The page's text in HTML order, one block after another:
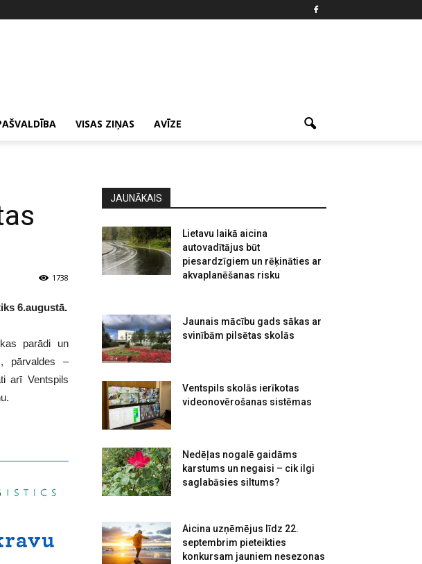
VISAS ZIŅAS AVĪZE
1738
6.augustā.
parādi un
pārvaldes –
arī Ventspils
JAUNĀKAIS
Lietavu laikā aicina
autovadītājus būt
piesardzīgiem un rēķināties ar
akvaplanēšanas risku
Jaunais mācību gads sākas ar
svinībām pilsētas skolās
Ventspils skolās ierīkotas
videonovērošanas sistēmas
Nedēļas nogalē gaidāms
karstums un negaisi – cik ilgi
saglabāsies siltums?
Aicina uzņēmējus līdz 22.
septembrim pieteikties
konkursam jauniem nesezonas